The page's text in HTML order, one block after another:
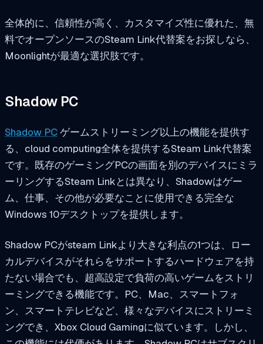
全体的に、信頼性が高く、カスタマイズ性に優れた、無
料でオープンソースのSteam Link代替案をお探しなら、
Moonlightが最適な選択肢です。
Shadow PC
Shadow PCゲームストリーミング以上の機能を提供す
る、cloud computing全体を提供するSteam Link代替案
です。既存のゲーミングPCの画面を別のデバイスにミラ
ーリングするSteam Linkとは異なり、Shadowはゲー
ム、仕事、その他が必要なことに使用できる完全な
Windows 10デスクトップを提供します。
Shadow PCがsteam Linkより大きな利点の1つは、ロー
カルデバイスがそれらをサポートするハードウェアを持
たない場合でも、超高設定で負荷の高いゲームをストリ
ーミングできる機能です。PC、Mac、スマートフォ
ン、スマートテレビなど、様々なデバイスにストリーミ
ングでき、Xbox Cloud Gamingに似ています。しかし、